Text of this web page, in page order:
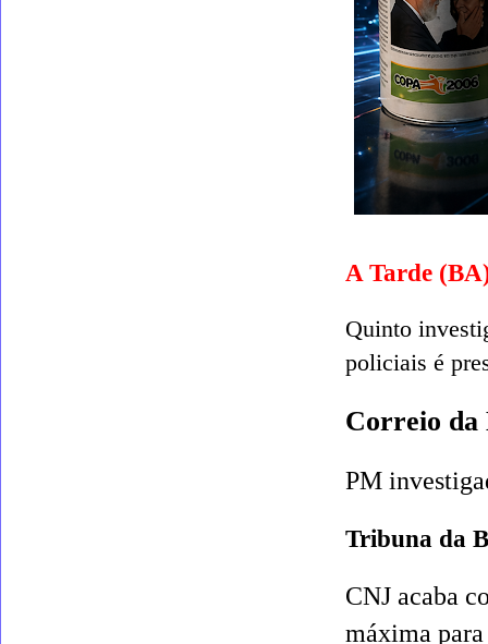
A Tarde
Quinto
policiais é
Correio da
PM
Tribuna da
CNJ acaba
máxima